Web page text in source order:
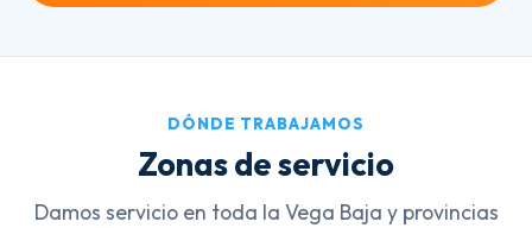
DÓNDE TRABAJAMOS
Zonas de servicio
Damos servicio en toda la Vega Baja y provincias